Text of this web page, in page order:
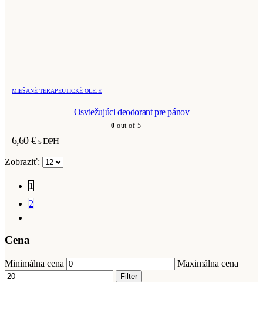
MIEŠANÉ TERAPEUTICKÉ OLEJE
Osviežujúci deodorant pre pánov
0 out of 5
6,60 € s DPH
Zobraziť:
1
2
Cena
Minimálna cena Maximálna cena
Filter